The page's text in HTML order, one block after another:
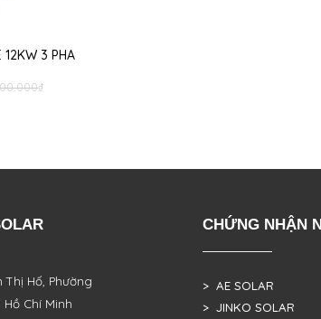
12KW 3 PHA
₫
Hố, Phường
Hồ Chí Minh
CHỨNG NHẬN
> AE SOLAR
> JINKO SOLAR